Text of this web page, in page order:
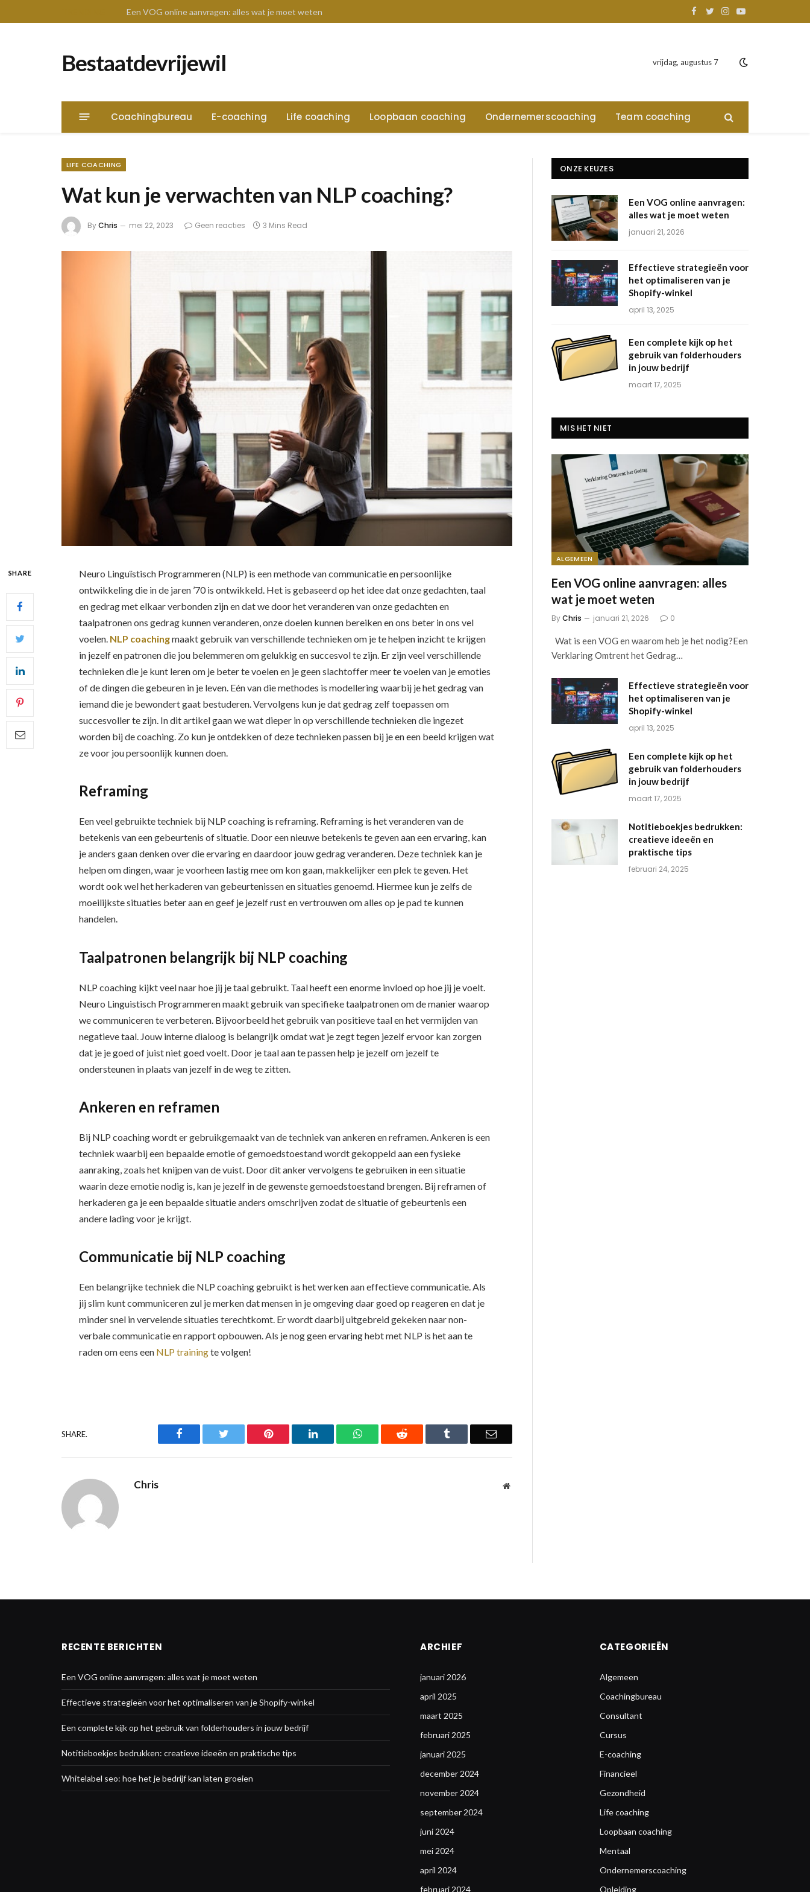
Een VOG online aanvragen: alles wat je moet weten
Facebook
TwitterInstagram
YouTube
Bestaatdevrijewil vrijdag, augustus 7
Coachingbureau E-coaching Life coaching Loopbaan coaching Ondernemerscoaching Team coaching
LIFE COACHING
Wat kun je verwachten van NLP coaching?
ByChris mei 22, 2023 Geen reacties 3 Mins Read
SHARE
Neuro Linguïstisch Programmeren (NLP) is een methode van communicatie en persoonlijke
ontwikkeling die in de jaren ’70 is ontwikkeld. Het is gebaseerd op het idee dat onze gedachten, taal
en gedrag met elkaar verbonden zijn en dat we door het veranderen van onze gedachten en
taalpatronen ons gedrag kunnen veranderen, onze doelen kunnen bereiken en ons beter in ons vel
voelen. NLP coachingmaakt gebruik van verschillende technieken om je te helpen inzicht te krijgen
in jezelf en patronen die jou belemmeren om gelukkig en succesvol te zijn. Er zijn veel verschillende
technieken die je kunt leren om je beter te voelen en je geen slachtoffer meer te voelen van je emoties
of de dingen die gebeuren in je leven. Eén van die methodes is modellering waarbij je het gedrag van
iemand die je bewondert gaat bestuderen. Vervolgens kun je dat gedrag zelf toepassen om
succesvoller te zijn. In dit artikel gaan we wat dieper in op verschillende technieken die ingezet
worden bij de coaching. Zo kun je ontdekken of deze technieken passen bij je en een beeld krijgen wat
ze voor jou persoonlijk kunnen doen.
Reframing
Een veel gebruikte techniek bij NLP coaching is reframing. Reframing is het veranderen van de
betekenis van een gebeurtenis of situatie. Door een nieuwe betekenis te geven aan een ervaring, kan
je anders gaan denken over die ervaring en daardoor jouw gedrag veranderen. Deze techniek kan je
helpen om dingen, waar je voorheen lastig mee om kon gaan, makkelijker een plek te geven. Het
wordt ook wel het herkaderen van gebeurtenissen en situaties genoemd. Hiermee kun je zelfs de
moeilijkste situaties beter aan en geef je jezelf rust en vertrouwen om alles op je pad te kunnen
handelen.
Taalpatronen belangrijk bij NLP coaching
NLP coaching kijkt veel naar hoe jij je taal gebruikt. Taal heeft een enorme invloed op hoe jij je voelt.
Neuro Linguistisch Programmeren maakt gebruik van specifieke taalpatronen om de manier waarop
we communiceren te verbeteren. Bijvoorbeeld het gebruik van positieve taal en het vermijden van
negatieve taal. Jouw interne dialoog is belangrijk omdat wat je zegt tegen jezelf ervoor kan zorgen
dat je je goed of juist niet goed voelt. Door je taal aan te passen help je jezelf om jezelf te
ondersteunen in plaats van jezelf in de weg te zitten.
Ankeren en reframen
Bij NLP coaching wordt er gebruikgemaakt van de techniek van ankeren en reframen. Ankeren is een
techniek waarbij een bepaalde emotie of gemoedstoestand wordt gekoppeld aan een fysieke
aanraking, zoals het knijpen van de vuist. Door dit anker vervolgens te gebruiken in een situatie
waarin deze emotie nodig is, kan je jezelf in de gewenste gemoedstoestand brengen. Bij reframen of
herkaderen ga je een bepaalde situatie anders omschrijven zodat de situatie of gebeurtenis een
andere lading voor je krijgt.
Communicatie bij NLP coaching
Een belangrijke techniek die NLP coaching gebruikt is het werken aan effectieve communicatie. Als
jij slim kunt communiceren zul je merken dat mensen in je omgeving daar goed op reageren en dat je
minder snel in vervelende situaties terechtkomt. Er wordt daarbij uitgebreid gekeken naar non-
verbale communicatie en rapport opbouwen. Als je nog geen ervaring hebt met NLP is het aan te
raden om eens een NLP trainingte volgen!
SHARE. Facebook Twitter Pinterest LinkedIn WhatsAppReddit Tumblr Email
Chris Website
ONZE KEUZES
Een VOG online aanvragen:
alles wat je moet weten
januari 21, 2026
Effectieve strategieën voor
het optimaliseren van je
Shopify-winkel
april 13, 2025
Een complete kijk op het
gebruik van folderhouders
in jouw bedrijf
maart 17, 2025
MIS HET NIET
ALGEMEEN
Een VOG online aanvragen: alles
wat je moet weten
ByChris januari 21, 2026 0
Wat is een VOG en waarom heb je het nodig?Een
Verklaring Omtrent het Gedrag…
Effectieve strategieën voor
het optimaliseren van je
Shopify-winkel
april 13, 2025
Een complete kijk op het
gebruik van folderhouders
in jouw bedrijf
maart 17, 2025
Notitieboekjes bedrukken:
creatieve ideeën en
praktische tips
februari 24, 2025
RECENTE BERICHTEN
Een VOG online aanvragen: alles wat je moet weten
Effectieve strategieën voor het optimaliseren van je Shopify-winkel
Een complete kijk op het gebruik van folderhouders in jouw bedrijf
Notitieboekjes bedrukken: creatieve ideeën en praktische tips
Whitelabel seo: hoe het je bedrijf kan laten groeien
ARCHIEF
januari 2026
april 2025
maart 2025
februari 2025
januari 2025
december 2024
november 2024
september 2024
juni 2024
mei 2024
april 2024
februari 2024
CATEGORIEËN
Algemeen
Coachingbureau
Consultant
Cursus
E-coaching
Financieel
Gezondheid
Life coaching
Loopbaan coaching
Mentaal
Ondernemerscoaching
Opleiding